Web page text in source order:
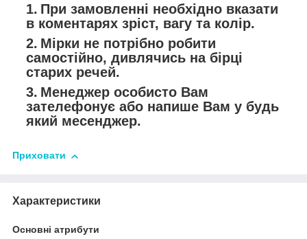
При замовленні необхідно вказати
в коментарях зріст, вагу та колір.
Мірки не потрібно робити
самостійно, дивлячись на бірці
старих речей.
Менеджер особисто Вам
зателефонує або напише Вам у будь
який месенджер.
Приховати
Характеристики
Основні атрибути